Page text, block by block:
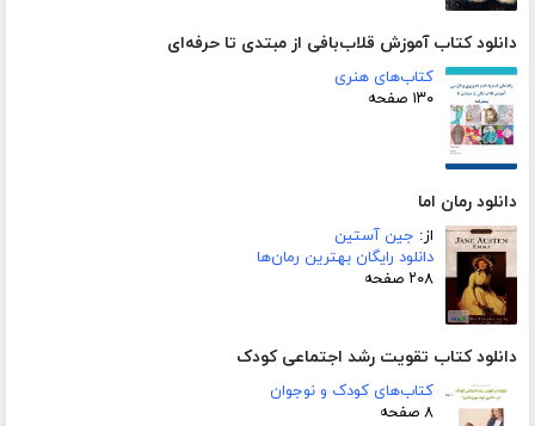
دانلود کتاب آموزش قلاب‌بافی از مبتدی تا حرفه‌ای
کتاب‌های هنری
۱۳۰ صفحه
دانلود رمان اما
از: جین آستین
دانلود رایگان بهترین رمان‌ها
۲۰۸ صفحه
دانلود کتاب تقویت رشد اجتماعی کودک
کتاب‌های کودک و نوجوان
۸ صفحه